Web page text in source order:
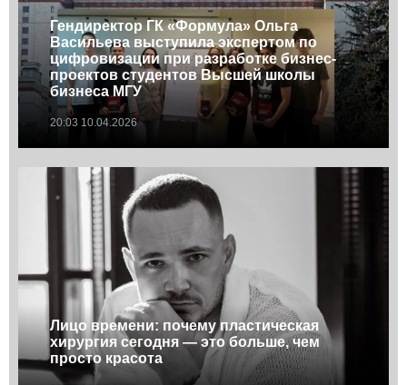
Гендиректор ГК «Формула» Ольга
Васильева выступила экспертом по
цифровизации при разработке бизнес-
проектов студентов Высшей школы
бизнеса МГУ
20:03 10.04.2026
Лицо времени: почему пластическая
хирургия сегодня — это больше, чем
просто красота